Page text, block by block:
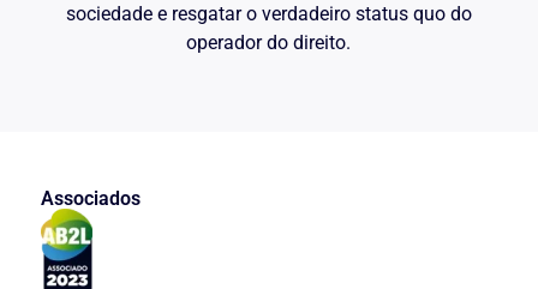
sociedade e resgatar o verdadeiro status quo do
operador do direito.
Associados